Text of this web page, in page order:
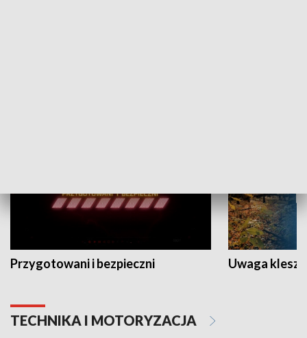
Przygotowani i bezpieczni Uwaga
TECHNIKA I MOTORYZACJA